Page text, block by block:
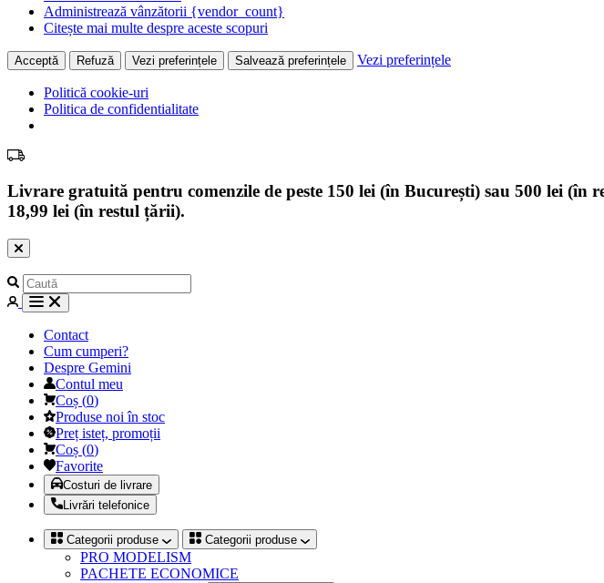
Administrează vânzătorii {vendor_count}
Citește mai multe despre aceste scopuri
Acceptă Refuză Vezi preferințele Salvează preferințele Vezi preferințele
Politică cookie-uri
Politica de confidentialitate
Livrare gratuită pentru comenzile de peste 150 lei (în București) sau 500 lei
18,99 lei (în restul țării).
Contact
Cum cumperi?
Despre Gemini
Contul meu
Coș (0)
Produse noi în stoc
Preț isteț, promoții
Coș (0)
Favorite
Costuri de livrare
Livrări telefonice
Categorii produse Categorii produse
PRO MODELISM
PACHETE ECONOMICE